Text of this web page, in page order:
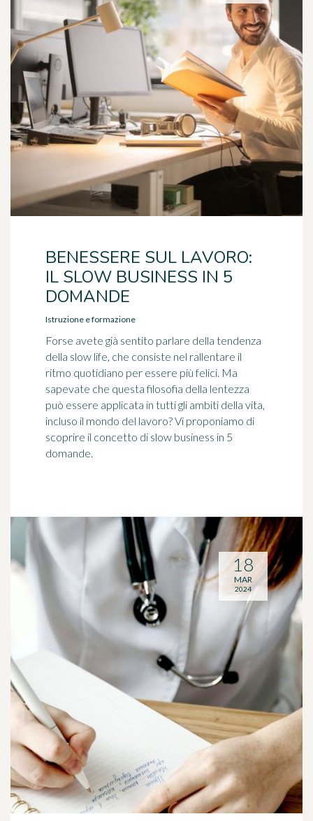
BENESSERE SUL LAVORO:
IL SLOW BUSINESS IN 5
DOMANDE
Istruzione e formazione
Forse avete già sentito parlare della tendenza
della slow life, che consiste nel rallentare il
ritmo quotidiano per essere più felici. Ma
sapevate che questa filosofia della lentezza
può essere applicata in tutti gli ambiti della vita,
incluso il mondo del lavoro? Vi proponiamo di
scoprire il concetto di slow business in 5
domande.
18
MAR
2024